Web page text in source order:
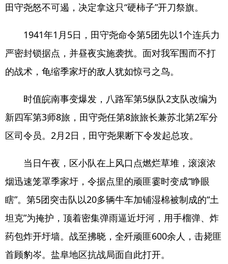
田守尧怒不可遏，决定拿这只“硬柿子”开刀祭旗。
1941年1月5日，田守尧命令第5团先以1个连兵力
严密封锁据点，并昼夜实施袭扰。面对我军围而不打
的战术，龟缩季家圩的敌人犹如惊弓之鸟。
时值皖南事变爆发，八路军第5纵队2支队改编为
新四军第3师8旅，田守尧任第8旅旅长兼苏北第2军分
区司令员。2月2日，田守尧果断下令发起总攻。
当日午夜，区小队在上风口点燃烂草堆，滚滚浓
烟迅速笼罩季家圩，令据点里的顽匪霎时变成“睁眼
瞎”。第5团突击队以20多辆牛车加铺湿棉被制成的“土
坦克”为掩护，顶着密集弹雨逼近圩河，用手榴弹、炸
药包炸开圩墙。战至拂晓，全歼顽匪600余人，击毙匪
首顾豹岑。盐阜地区抗战局面自此打开。